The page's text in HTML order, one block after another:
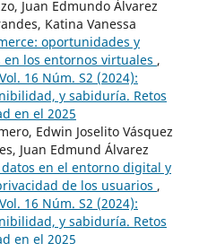
Juan Edmundo Álvarez
Katina Vanessa
oportunidades y
los entornos virtuales ,
16 Núm. S2 (2024):
y sabiduría. Retos
en el 2025
Edwin Joselito Vásquez
Juan Edmund Álvarez
en el entorno digital y
de los usuarios ,
16 Núm. S2 (2024):
y sabiduría. Retos
en el 2025